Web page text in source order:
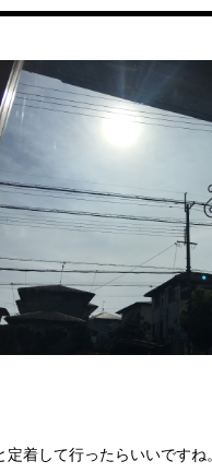
着して行ったらいいですね